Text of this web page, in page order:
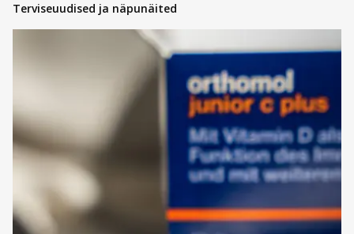
Terviseuudised ja näpunäited